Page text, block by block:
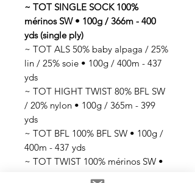
~ TOT SINGLE SOCK 100%
mérinos SW • 100g / 366m - 400
yds (single ply)
~ TOT ALS 50% baby alpaga / 25%
lin / 25% soie • 100g / 400m - 437
yds
~ TOT HIGHT TWIST 80% BFL SW
/ 20% nylon • 100g / 365m - 399
yds
~ TOT BFL 100% BFL SW • 100g /
400m - 437 yds
~ TOT TWIST 100% mérinos SW •